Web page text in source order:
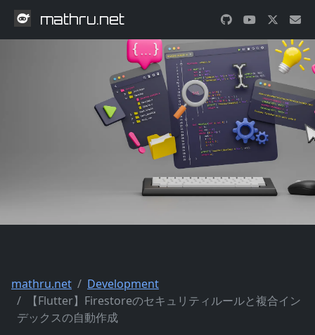
mathru.net
mathru.net
Development
【Flutter】Firestoreのセキュリティルールと複合イン
デックスの自動作成